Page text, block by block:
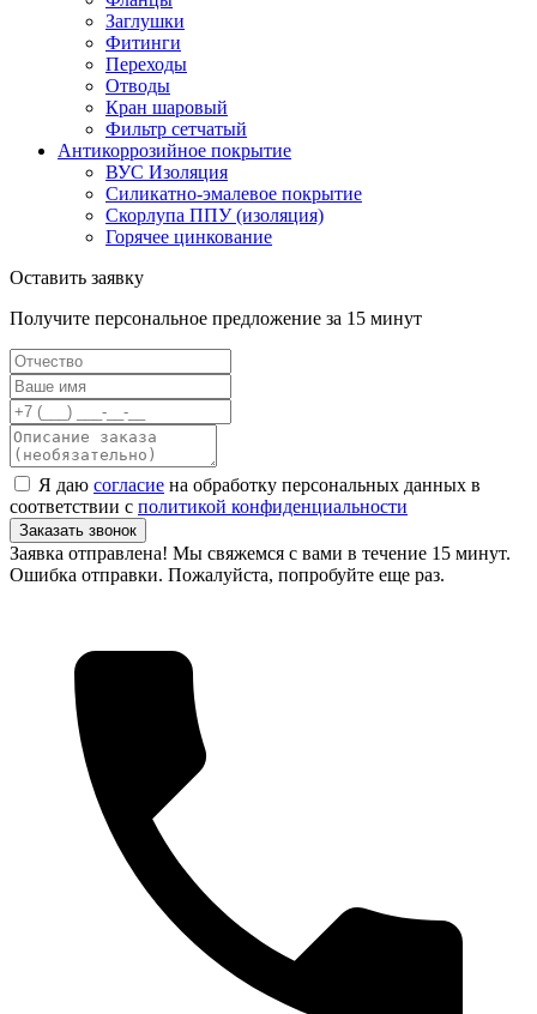
Заглушки
Фитинги
Переходы
Отводы
Кран шаровый
Фильтр сетчатый
Антикоррозийное покрытие
ВУС Изоляция
Силикатно-эмалевое покрытие
Скорлупа ППУ (изоляция)
Горячее цинкование
Оставить заявку
Получите персональное предложение за 15 минут
Я даю согласие на обработку персональных данных в
соответствии с политикой конфиденциальности
Заказать звонок
Заявка отправлена! Мы свяжемся с вами в течение 15 минут.
Ошибка отправки. Пожалуйста, попробуйте еще раз.